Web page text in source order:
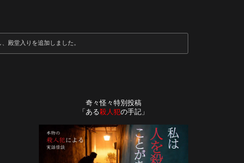
、殿堂入りを追加しました。
奇々怪々特別投稿
「ある殺人犯の手記」